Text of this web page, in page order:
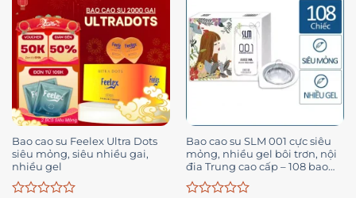
Bao cao su Feelex Ultra Dots
siêu mỏng, siêu nhiều gai,
nhiều gel
Bao cao su SLM 001 cực siêu
mỏng, nhiều gel bôi trơn, nội
đia Trung cao cấp – 108 bao
(Có bán lẻ)